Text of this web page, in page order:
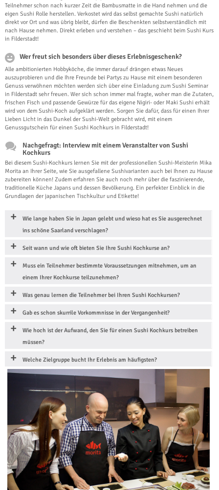
Teilnehmer schon nach kurzer Zeit die Bambusmatte in die Hand nehmen und die
eigen Sushi Rolle herstellen. Verkostet wird das selbst gemachte Sushi natürlich
direkt vor Ort und was übrig bleibt, dürfen die Beschenkten selbstverständlich mit
nach Hause nehmen. Direkt erleben und verstehen – das geschieht beim Sushi Kurs
in Filderstadt!
Wer freut sich besonders über dieses Erlebnisgeschenk?
Alle ambitionierten Hobbyköche, die immer darauf drängen etwas Neues
auszuprobieren und die Ihre Freunde bei Partys zu Hause mit einem besonderen
Genuss verwöhnen möchten werden sich über eine Einladung zum Sushi Seminar
in Filderstadt sehr freuen. Wer sich schon immer mal fragte, woher man die Zutaten,
frischen Fisch und passende Gewürze für das eigene Nigiri- oder Maki Sushi erhält
wird von dem Sushi-Koch aufgeklärt werden. Sorgen Sie dafür, dass für einen Ihrer
Lieben Licht in das Dunkel der Sushi-Welt gebracht wird, mit einem
Genussgutschein für einen Sushi Kochkurs in Filderstadt!
Nachgefragt: Interview mit einem Veranstalter von Sushi
Kochkurs
Bei diesem Sushi-Kochkurs lernen Sie mit der professionellen Sushi-Meisterin Mika
Morita an Ihrer Seite, wie Sie ausgefallene Sushivarianten auch bei Ihnen zu Hause
zubereiten können! Zudem erfahren Sie auch noch mehr über die faszinierende,
traditionelle Küche Japans und dessen Bevölkerung. Ein perfekter Einblick in die
Grundlagen der japanischen Tischkultur und Etikette!
Wie lange haben Sie in Japan gelebt und wieso hat es Sie ausgerechnet
ins schöne Saarland verschlagen?
Seit wann und wie oft bieten Sie Ihre Sushi Kochkurse an?
Muss ein Teilnehmer bestimmte Voraussetzungen mitnehmen, um an
einem Ihrer Kochkurse teilzunehmen?
Was genau lernen die Teilnehmer bei Ihren Sushi Kochkursen?
Gab es schon skurrile Vorkommnisse in der Vergangenheit?
Wie hoch ist der Aufwand, den Sie für einen Sushi Kochkurs betreiben
müssen?
Welche Zielgruppe bucht Ihr Erlebnis am häufigsten?